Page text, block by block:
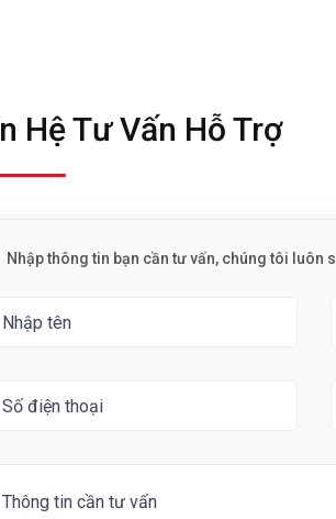
Hệ Tư Vấn Hỗ Trợ
Nhập thông tin bạn cần tư vấn, chúng tôi luôn